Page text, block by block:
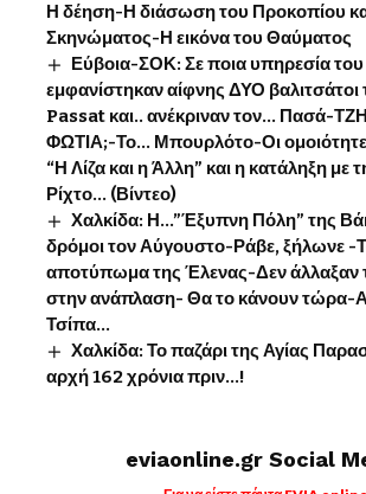
Η δέηση-Η διάσωση του Προκοπίου
Σκηνώματος-Η εικόνα του Θαύματος
Εύβοια-ΣΟΚ: Σε ποια υπηρεσία
εμφανίστηκαν αίφνης ΔΥΟ βαλιτσάτοι
Passat και.. ανέκριναν τον… Πασά-
ΦΩΤΙΑ;-Το… Μπουρλότο-Οι ομοιότητες
“Η Λίζα και η Άλλη” και η κατάληξη με
Ρίχτο… (Βίντεο)
Χαλκίδα: Η…”Έξυπνη Πόλη” της
δρόμοι τον Αύγουστο-Ράβε, ξήλωνε
αποτύπωμα της Έλενας-Δεν άλλαξαν
στην ανάπλαση- Θα το κάνουν τώρα-
Τσίπα…
Χαλκίδα: Το παζάρι της Αγίας
αρχή 162 χρόνια πριν…!
eviaonline.gr Social